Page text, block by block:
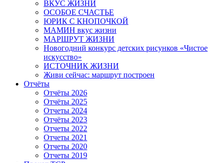
ВКУС ЖИЗНИ
ОСОБОЕ СЧАСТЬЕ
ЮРИК С КНОПОЧКОЙ
МАМИН вкус жизни
МАРШРУТ ЖИЗНИ
Новогодний конкурс детских рисунков «Чистое
искусство»
ИСТОЧНИК ЖИЗНИ
Живи сейчас: маршрут построен
Отчёты
Отчёты 2026
Отчёты 2025
Отчеты 2024
Отчёты 2023
Отчеты 2022
Отчеты 2021
Отчеты 2020
Отчеты 2019